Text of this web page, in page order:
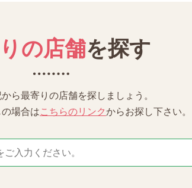
の店舗を探す
ら最寄りの店舗を探しましょう。
場合はこちらのリンクからお探し下さい。